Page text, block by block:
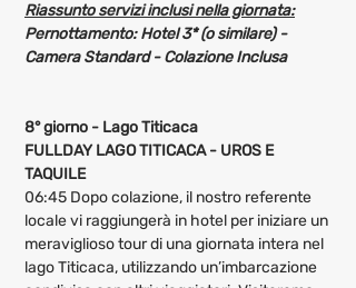
Riassunto servizi inclusi nella giornata:
Pernottamento: Hotel 3* (o similare) -
Camera Standard - Colazione Inclusa
8° giorno - Lago Titicaca
FULLDAY LAGO TITICACA - UROS E
TAQUILE
06:45 Dopo colazione, il nostro referente
locale vi raggiungerà in hotel per iniziare un
meraviglioso tour di una giornata intera nel
lago Titicaca, utilizzando un’imbarcazione